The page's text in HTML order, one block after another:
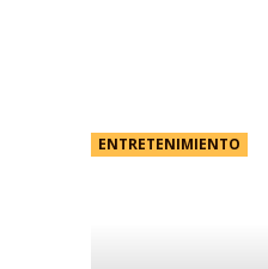
ENTRETENIMIENTO